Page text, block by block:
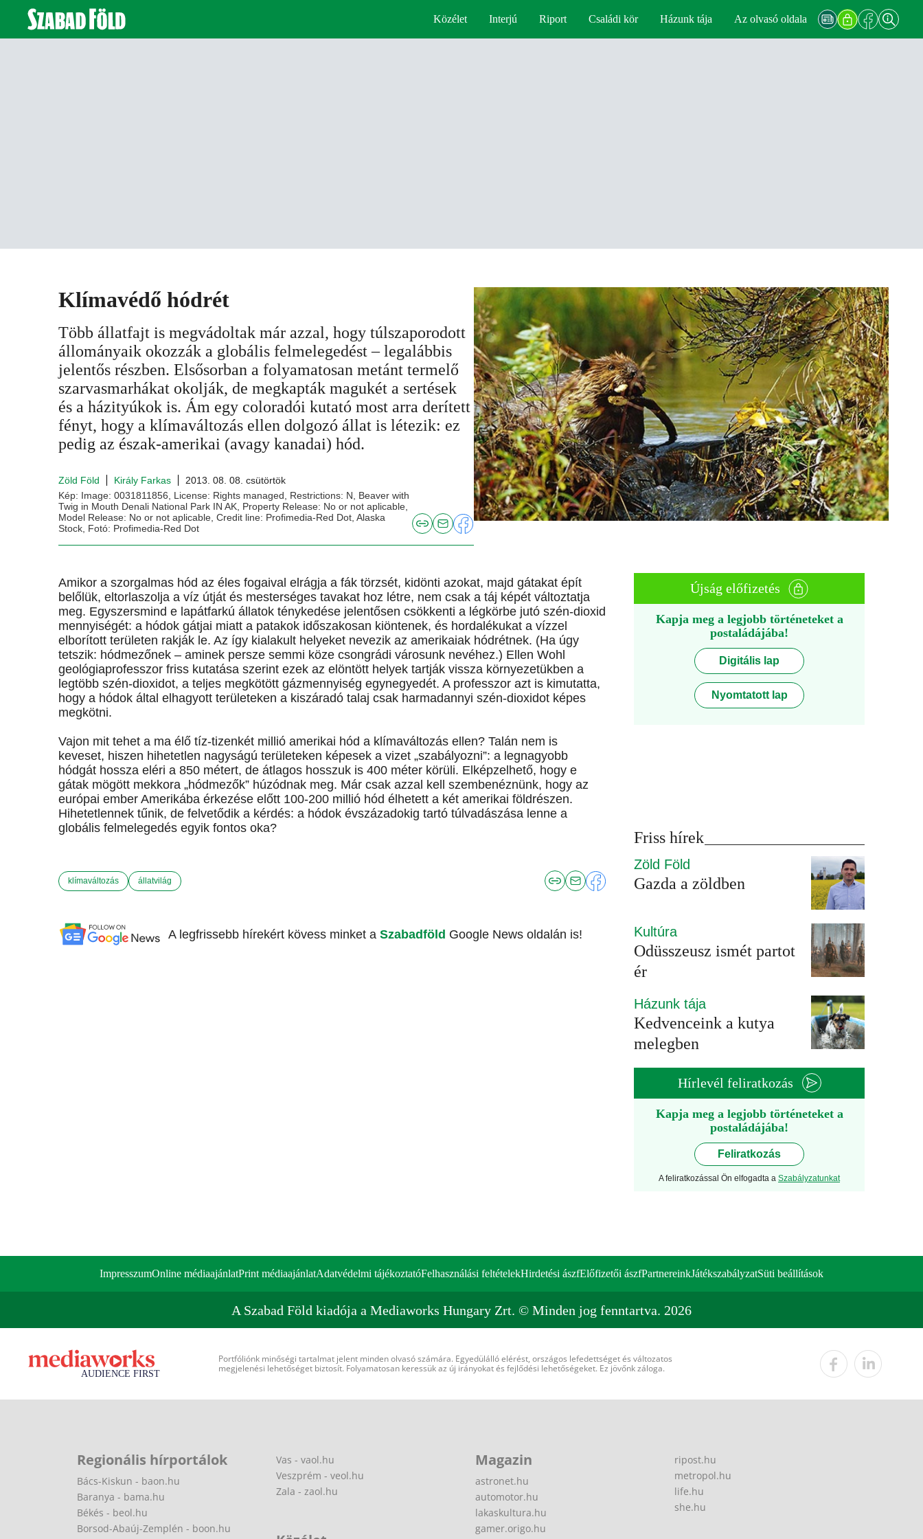
Közélet Interjú Riport Családi kör Házunk tája Az olvasó oldala
Klímavédő hódrét
Több állatfajt is megvádoltak már azzal, hogy túlszaporodott
állományaik okozzák a globális felmelegedést – legalábbis
jelentős részben. Elsősorban a folyamatosan metánt termelő
szarvasmarhákat okolják, de megkapták magukét a sertések
és a házityúkok is. Ám egy coloradói kutató most arra derített
fényt, hogy a klímaváltozás ellen dolgozó állat is létezik: ez
pedig az észak-amerikai (avagy kanadai) hód.
Zöld Föld Király Farkas
2013. 08. 08. csütörtök
Kép: Image: 0031811856, License: Rights managed, Restrictions: N, Beaver with
Twig in Mouth Denali National Park IN AK, Property Release: No or not aplicable,
Model Release: No or not aplicable, Credit line: Profimedia-Red Dot, Alaska
Stock, Fotó: Profimedia-Red Dot
Amikor a szorgalmas hód az éles fogaival elrágja a fák törzsét, kidönti azokat, majd gátakat épít
belőlük, eltorlaszolja a víz útját és mesterséges tavakat hoz létre, nem csak a táj képét változtatja
meg. Egyszersmind e lapátfarkú állatok ténykedése jelentősen csökkenti a légkörbe jutó szén-dioxid
mennyiségét: a hódok gátjai miatt a patakok időszakosan kiöntenek, és hordalékukat a vízzel
elborított területen rakják le. Az így kialakult helyeket nevezik az amerikaiak hódrétnek. (Ha úgy
tetszik: hódmezőnek – aminek persze semmi köze csongrádi városunk nevéhez.) Ellen Wohl
geológiaprofesszor friss kutatása szerint ezek az elöntött helyek tartják vissza környezetükben a
legtöbb szén-dioxidot, a teljes megkötött gázmennyiség egynegyedét. A professzor azt is kimutatta,
hogy a hódok által elhagyott területeken a kiszáradó talaj csak harmadannyi szén-dioxidot képes
megkötni.
Vajon mit tehet a ma élő tíz-tizenkét millió amerikai hód a klímaváltozás ellen? Talán nem is
keveset, hiszen hihetetlen nagyságú területeken képesek a vizet „szabályozni”: a legnagyobb
hódgát hossza eléri a 850 métert, de átlagos hosszuk is 400 méter körüli. Elképzelhető, hogy e
gátak mögött mekkora „hódmezők” húzódnak meg. Már csak azzal kell szembenéznünk, hogy az
európai ember Amerikába érkezése előtt 100-200 millió hód élhetett a két amerikai földrészen.
Hihetetlennek tűnik, de felvetődik a kérdés: a hódok évszázadokig tartó túlvadászása lenne a
globális felmelegedés egyik fontos oka?
klímaváltozás állatvilág
A legfrissebb hírekért kövess minket a Szabadföld Google News oldalán is!
Újság előfizetés
Kapja meg a legjobb történeteket a
postaládájába!
Digitális lap
Nyomtatott lap
Friss hírek
Zöld Föld
Gazda a zöldben
Kultúra
Odüsszeusz ismét partot
ér
Házunk tája
Kedvenceink a kutya
melegben
Hírlevél feliratkozás
Kapja meg a legjobb történeteket a
postaládájába!
Feliratkozás
A feliratkozással Ön elfogadta a Szabályzatunkat
ImpresszumOnline médiaajánlatPrint médiaajánlatAdatvédelmi tájékoztatóFelhasználási feltételekHirdetési ászfElőfizetői ászfPartnereinkJátékszabályzatSüti beállítások
A Szabad Föld kiadója a Mediaworks Hungary Zrt. © Minden jog fenntartva. 2026
Portfóliónk minőségi tartalmat jelent minden olvasó számára. Egyedülálló elérést, országos lefedettséget és változatos
megjelenési lehetőséget biztosít. Folyamatosan keressük az új irányokat és fejlődési lehetőségeket. Ez jövőnk záloga.
Regionális hírportálok
Bács-Kiskun - baon.hu
Baranya - bama.hu
Békés - beol.hu
Borsod-Abaúj-Zemplén - boon.hu
Vas - vaol.hu
Veszprém - veol.hu
Zala - zaol.hu
Magazin
astronet.hu
automotor.hu
lakaskultura.hu
gamer.origo.hu
ripost.hu
metropol.hu
life.hu
she.hu